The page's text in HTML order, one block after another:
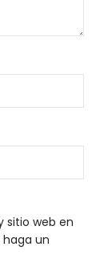
sitio web en
un